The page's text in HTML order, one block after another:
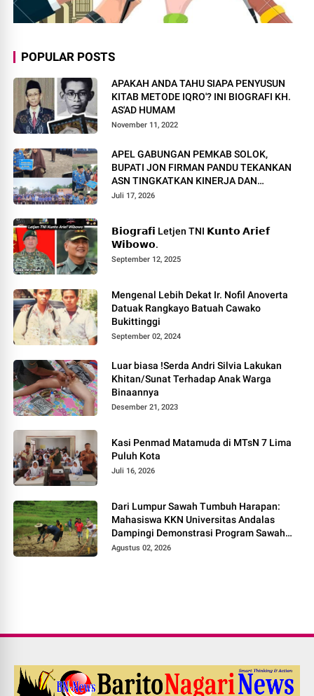
POPULAR POSTS
APAKAH ANDA TAHU SIAPA PENYUSUN
KITAB METODE IQRO'? INI BIOGRAFI KH.
AS'AD HUMAM
November 11, 2022
APEL GABUNGAN PEMKAB SOLOK,
BUPATI JON FIRMAN PANDU TEKANKAN
ASN TINGKATKAN KINERJA DAN
PELAYANAN MASYARAKAT.
Juli 17, 2026
𝗕𝗶𝗼𝗴𝗿𝗮𝗳𝗶 Letjen TNI 𝗞𝘂𝗻𝘁𝗼 𝗔𝗿𝗶𝗲𝗳
𝗪𝗶𝗯𝗼𝘄𝗼.
September 12, 2025
Mengenal Lebih Dekat Ir. Nofil Anoverta
Datuak Rangkayo Batuah Cawako
Bukittinggi
September 02, 2024
Luar biasa !Serda Andri Silvia Lakukan
Khitan/Sunat Terhadap Anak Warga
Binaannya
Desember 21, 2023
Kasi Penmad Matamuda di MTsN 7 Lima
Puluh Kota
Juli 16, 2026
Dari Lumpur Sawah Tumbuh Harapan:
Mahasiswa KKN Universitas Andalas
Dampingi Demonstrasi Program Sawah
Pokok Murah di Jorong Bayua
Agustus 02, 2026